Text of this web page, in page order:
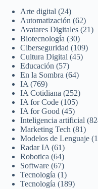
Arte digital (24)
Automatización (62)
Avatares Digitales (21)
Biotecnología (30)
Ciberseguridad (109)
Cultura Digital (45)
Educación (57)
En la Sombra (64)
IA (769)
IA Cotidiana (252)
IA for Code (105)
IA for Good (45)
Inteligencia artificial
Marketing Tech (81)
Modelos de Lenguaje
Radar IA (61)
Robotica (64)
Software (67)
Tecnología (1)
Tecnología (189)